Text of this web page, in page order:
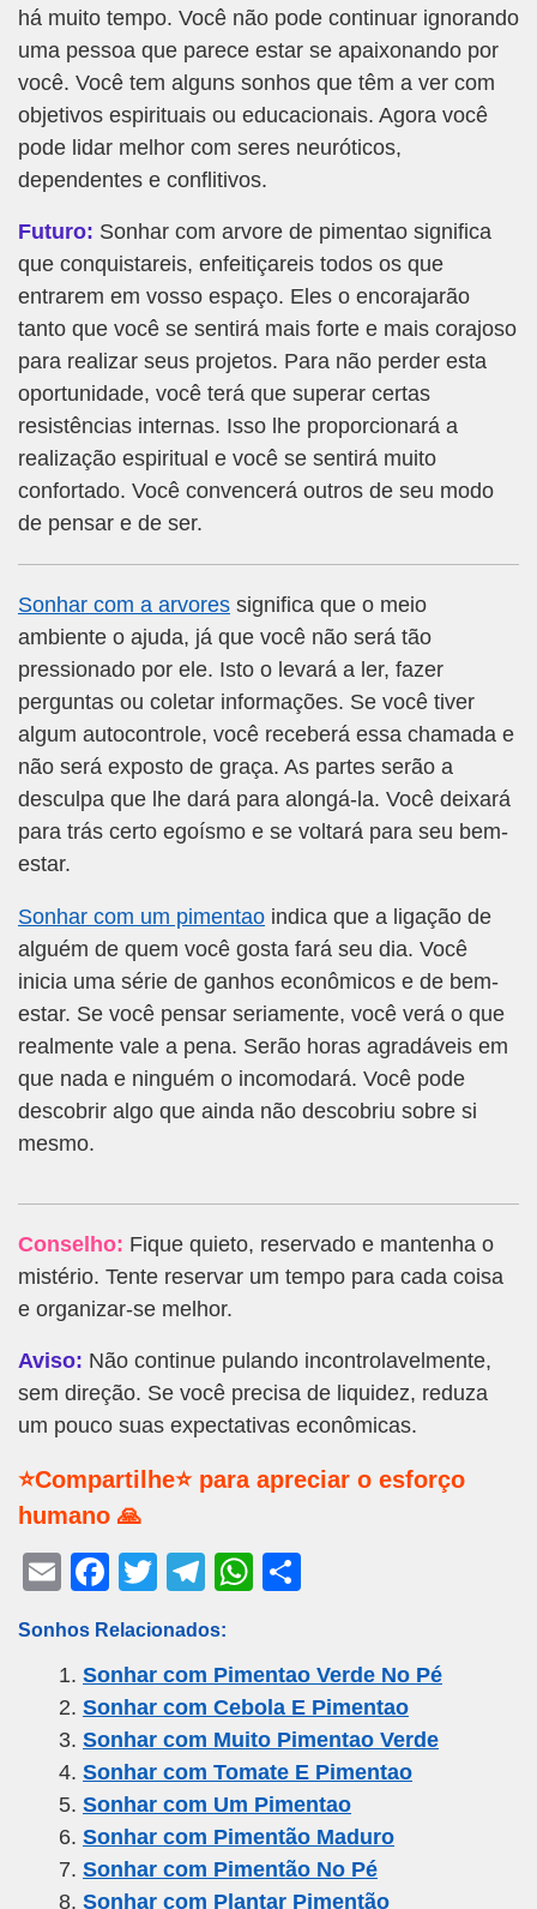
há muito tempo. Você não pode continuar ignorando
uma pessoa que parece estar se apaixonando por
você. Você tem alguns sonhos que têm a ver com
objetivos espirituais ou educacionais. Agora você
pode lidar melhor com seres neuróticos,
dependentes e conflitivos.
Futuro: Sonhar com arvore de pimentao significa
que conquistareis, enfeitiçareis todos os que
entrarem em vosso espaço. Eles o encorajarão
tanto que você se sentirá mais forte e mais corajoso
para realizar seus projetos. Para não perder esta
oportunidade, você terá que superar certas
resistências internas. Isso lhe proporcionará a
realização espiritual e você se sentirá muito
confortado. Você convencerá outros de seu modo
de pensar e de ser.
Sonhar com a arvores significa que o meio
ambiente o ajuda, já que você não será tão
pressionado por ele. Isto o levará a ler, fazer
perguntas ou coletar informações. Se você tiver
algum autocontrole, você receberá essa chamada e
não será exposto de graça. As partes serão a
desculpa que lhe dará para alongá-la. Você deixará
para trás certo egoísmo e se voltará para seu bem-
estar.
Sonhar com um pimentao indica que a ligação de
alguém de quem você gosta fará seu dia. Você
inicia uma série de ganhos econômicos e de bem-
estar. Se você pensar seriamente, você verá o que
realmente vale a pena. Serão horas agradáveis em
que nada e ninguém o incomodará. Você pode
descobrir algo que ainda não descobriu sobre si
mesmo.
Conselho: Fique quieto, reservado e mantenha o
mistério. Tente reservar um tempo para cada coisa
e organizar-se melhor.
Aviso: Não continue pulando incontrolavelmente,
sem direção. Se você precisa de liquidez, reduza
um pouco suas expectativas econômicas.
⭐Compartilhe⭐ para apreciar o esforço
humano 🙏
E
ail
F
c
e
b
o
o
k
T
tt
er
T
e
gr
a
m
W
s
A
p
p
e
Sonhos Relacionados:
Sonhar com Pimentao Verde No Pé
Sonhar com Cebola E Pimentao
Sonhar com Muito Pimentao Verde
Sonhar com Tomate E Pimentao
Sonhar com Um Pimentao
Sonhar com Pimentão Maduro
Sonhar com Pimentão No Pé
Sonhar com Plantar Pimentão